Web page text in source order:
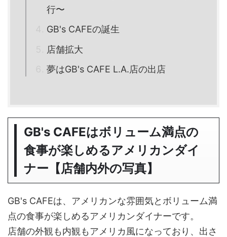
行〜
GB's CAFEの誕生
店舗拡大
夢はGB's CAFE L.A.店の出店
GB's CAFEはボリューム満点の
食事が楽しめるアメリカンダイ
ナー【店舗内外の写真】
GB's CAFEは、アメリカンな雰囲気とボリューム満
点の食事が楽しめるアメリカンダイナーです。
店舗の外観も内観もアメリカ風になっており、出さ